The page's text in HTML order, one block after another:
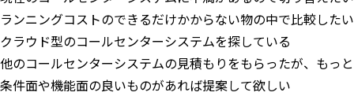
ランニングコストのできるだけかからない物の中で比較したい
クラウド型のコールセンターシステムを探している
他のコールセンターシステムの見積もりをもらったが、もっと
条件面や機能面の良いものがあれば提案して欲しい